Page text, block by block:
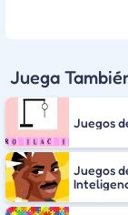
Juega
Juegos
Juegos